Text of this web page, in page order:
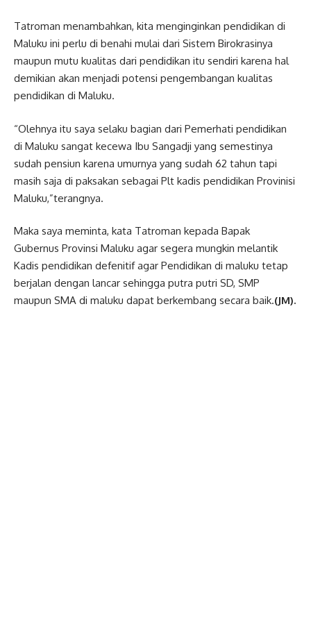
Tatroman menambahkan, kita menginginkan pendidikan di
Maluku ini perlu di benahi mulai dari Sistem Birokrasinya
maupun mutu kualitas dari pendidikan itu sendiri karena hal
demikian akan menjadi potensi pengembangan kualitas
pendidikan di Maluku.
“Olehnya itu saya selaku bagian dari Pemerhati pendidikan
di Maluku sangat kecewa Ibu Sangadji yang semestinya
sudah pensiun karena umurnya yang sudah 62 tahun tapi
masih saja di paksakan sebagai Plt kadis pendidikan Provinisi
Maluku,”terangnya.
Maka saya meminta, kata Tatroman kepada Bapak
Gubernus Provinsi Maluku agar segera mungkin melantik
Kadis pendidikan defenitif agar Pendidikan di maluku tetap
berjalan dengan lancar sehingga putra putri SD, SMP
maupun SMA di maluku dapat berkembang secara baik.(JM).